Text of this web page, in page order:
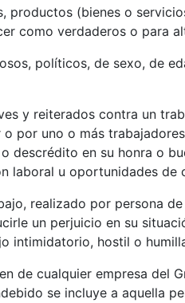
(bienes o
como verdaderos o para
políticos, de sexo, de
y reiterados contra un
por uno o más
descrédito en su honra o
laboral u oportunidades de
realizado por persona
un perjuicio en su
intimidatorio, hostil o
de cualquier empresa del
se incluye a aquella